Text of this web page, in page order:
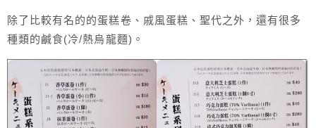
除了比較有名的的蛋糕卷、戚風蛋糕、聖代之外，還有很多
種類的鹹食(冷/熱烏龍麵)。